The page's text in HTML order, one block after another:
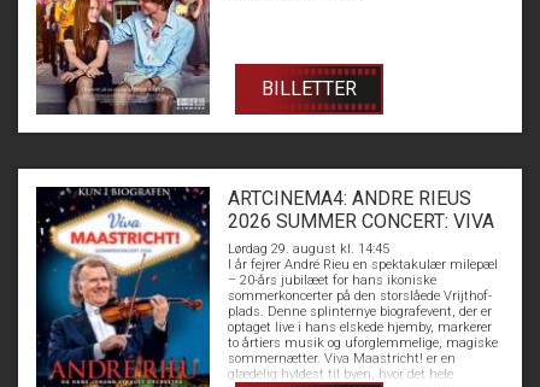
BILLETTER
ARTCINEMA4: ANDRE RIEUS
2026 SUMMER CONCERT: VIVA
MAASTRICHT!
Lørdag 29. august kl. 14:45
I år fejrer André Rieu en spektakulær milepæl
– 20-års jubilæet for hans ikoniske
sommerkoncerter på den storslåede Vrijthof-
plads. Denne splinternye biografevent, der er
optaget live i hans elskede hjemby, markerer
to årtiers musik og uforglemmelige, magiske
sommernætter. Viva Maastricht! er en
glædelig hyldest til byen, hvor det hele